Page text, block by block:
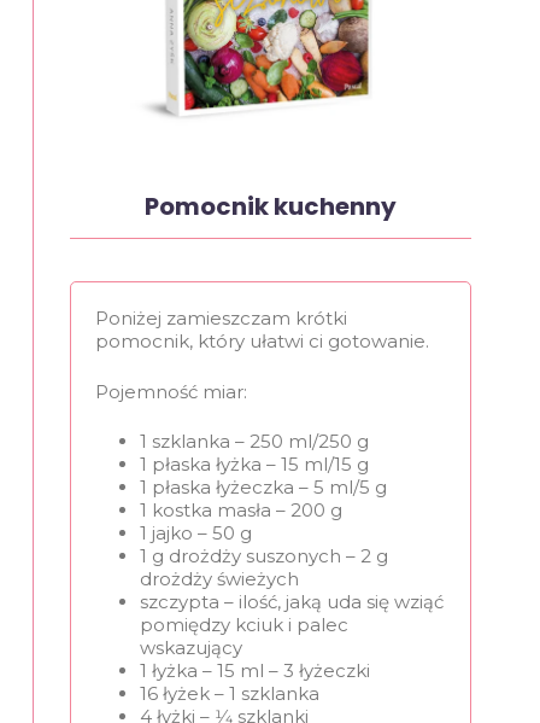
Pomocnik kuchenny
Poniżej zamieszczam krótki
pomocnik, który ułatwi ci gotowanie.
Pojemność miar:
1 szklanka – 250 ml/250 g
1 płaska łyżka – 15 ml/15 g
1 płaska łyżeczka – 5 ml/5 g
1 kostka masła – 200 g
1 jajko – 50 g
1 g drożdży suszonych – 2 g
drożdży świeżych
szczypta – ilość, jaką uda się wziąć
pomiędzy kciuk i palec
wskazujący
1 łyżka – 15 ml – 3 łyżeczki
16 łyżek – 1 szklanka
4 łyżki – 1⁄4 szklanki